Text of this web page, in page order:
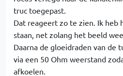
truc toegepast.
Dat reageert zo te zien. Ik heb
staan, net zolang het beeld
Daarna de gloeidraden van de
via een 50 Ohm weerstand
afkoelen.